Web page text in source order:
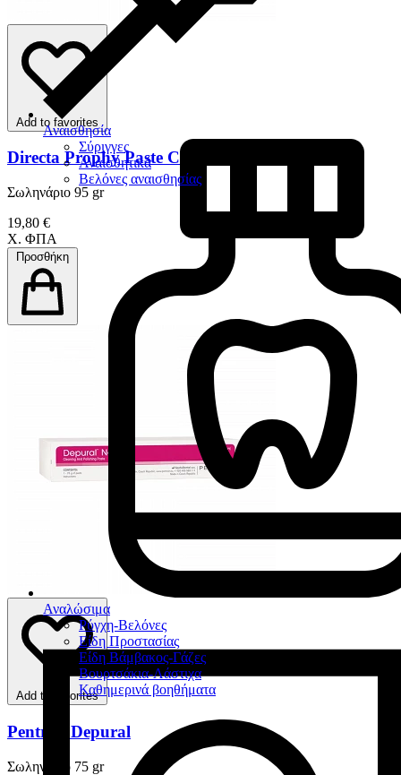
Αναισθησία
Σύριγγες
Αναισθητικά
Βελόνες αναισθησίας
Αναλώσιμα
Ρύγχη-Βελόνες
Είδη Προστασίας
Είδη Βάμβακος-Γάζες
Βουρτσάκια-Λάστιχα
Καθημερινά βοηθήματα
Add to favorites
Directa Prophy Paste CCS
Σωληνάριο 95 gr
19,80 €
Χ. ΦΠΑ
Προσθήκη
Add to favorites
Pentron Depural
Σωληνάριο 75 gr